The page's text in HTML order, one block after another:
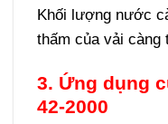
Khối lượng nước
thấm của vải càng
3. Ứng dụng
42-2000